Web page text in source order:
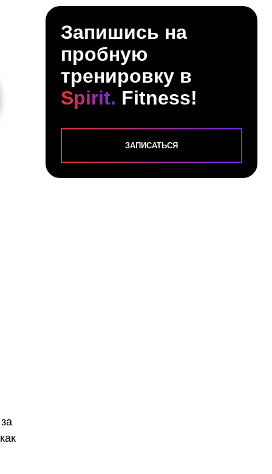
СЕРГЕЙ
тренер тренажерного
Запишись на
пробную
тренировку в
Spirit. Fitness!
ЗАПИСАТЬСЯ